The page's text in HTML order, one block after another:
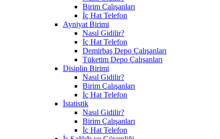
Birim Çalışanları
İç Hat Telefon
Ayniyat Birimi
Nasıl Gidilir?
İç Hat Telefon
Demirbaş Depo Çalışanları
Tüketim Depo Çalışanları
Disiplin Birimi
Nasıl Gidilir?
Birim Çalışanları
İç Hat Telefon
İstatistik
Nasıl Gidilir?
Birim Çalışanları
İç Hat Telefon